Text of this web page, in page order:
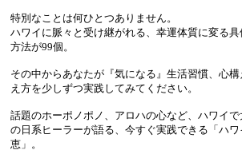
特別なことは何ひとつありません。
ハワイに脈々と受け継がれる、幸運体質に変る具
方法が99個。
その中からあなたが『気になる』生活習慣、心
え方を少しずつ実践してみてください。
話題のホーポノポノ、アロハの心など、ハワイで
の日系ヒーラーが語る、今すぐ実践できる「ハワ
恵」。